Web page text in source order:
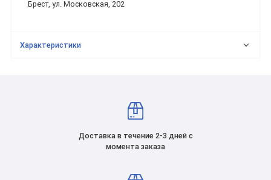
Брест, ул. Московская, 202
Характеристики
Доставка в течение 2-3 дней с
момента заказа